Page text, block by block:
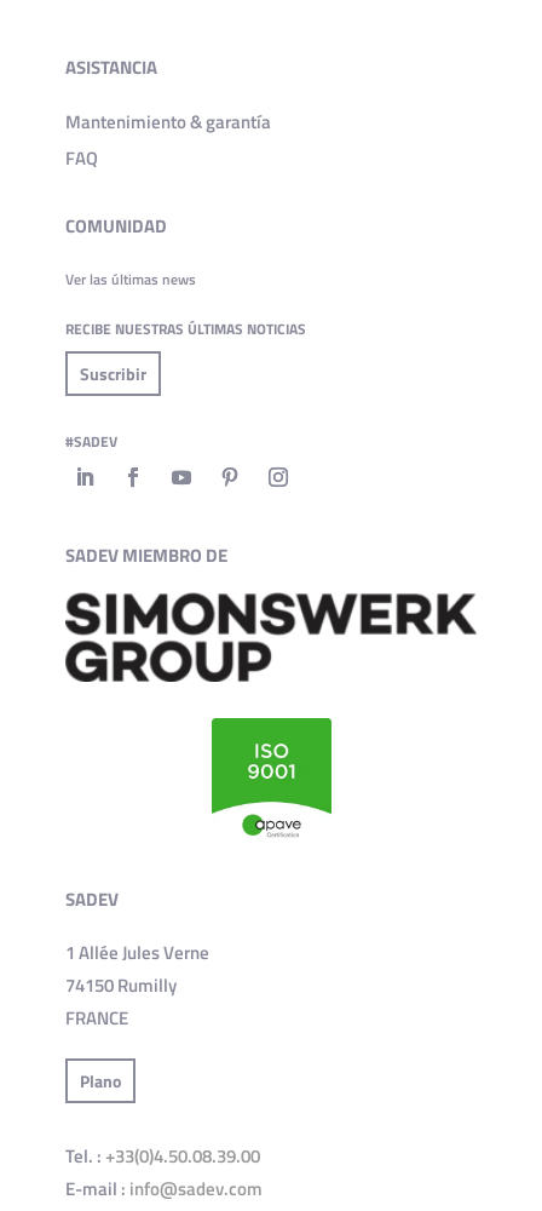
ASISTANCIA
Mantenimiento & garantía
FAQ
COMUNIDAD
Ver las últimas news
RECIBE NUESTRAS ÚLTIMAS NOTICIAS
Suscribir
#SADEV
SADEV MIEMBRO DE
SADEV
1 Allée Jules Verne
74150 Rumilly
FRANCE
Plano
Tel. : +33(0)4.50.08.39.00
E-mail : info@sadev.com